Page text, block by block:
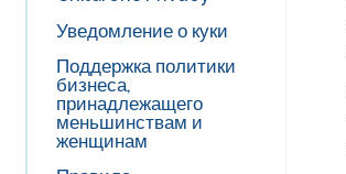
приспособлений
Правила
прохождения теста
Avant
STAMP Правила
оценивания
Уведомление о куки
Поддержка политики
бизнеса,
принадлежащего
меньшинствам и
женщинам